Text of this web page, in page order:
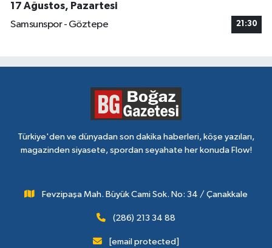
17 Ağustos, Pazartesi
Samsunspor - Göztepe
21:30
Türkiye'den ve dünyadan son dakika haberleri, köşe yazıları,
magazinden siyasete, spordan seyahate her konuda Flow!
Fevzipaşa Mah. Büyük Cami Sok. No: 34 / Çanakkale
(286) 213 34 88
[email protected]